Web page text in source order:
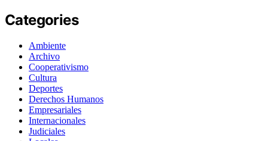
Categories
Ambiente
Archivo
Cooperativismo
Cultura
Deportes
Derechos Humanos
Empresariales
Internacionales
Judiciales